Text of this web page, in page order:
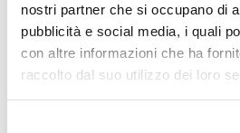
nostri partner che si occupano di
pubblicità e social media, i quali
con altre informazioni che ha
raccolto dal suo utilizzo dei loro